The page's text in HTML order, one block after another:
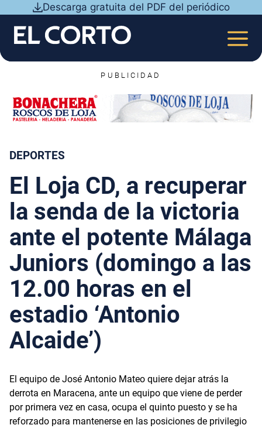
contenido
Descarga gratuita del PDF del periódico
PUBLICIDAD
DEPORTES
El Loja CD, a recuperar
la senda de la victoria
ante el potente Málaga
Juniors (domingo a las
12.00 horas en el
estadio ‘Antonio
Alcaide’)
El equipo de José Antonio Mateo quiere dejar atrás la
derrota en Maracena, ante un equipo que viene de perder
por primera vez en casa, ocupa el quinto puesto y se ha
reforzado para mantenerse en las posiciones de privilegio